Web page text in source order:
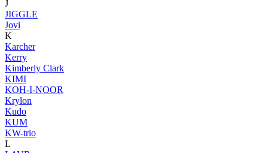
J
JIGGLE
Jovi
K
Karcher
Kerry
Kimberly Clark
KIMI
KOH-I-NOOR
Krylon
Kudo
KUM
KW-trio
L